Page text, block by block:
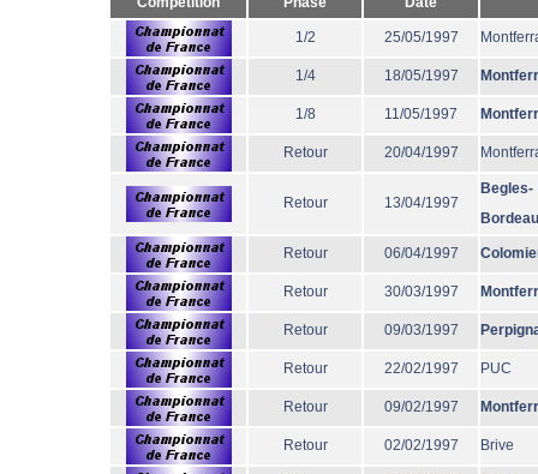
1/2 25/05/1997
1/4 18/05/1997
1/8 11/05/1997
Retour 20/04/1997
Retour 13/04/1997
Begles-
Retour 06/04/1997
Retour 30/03/1997
Retour 09/03/1997
Retour 22/02/1997 PUC
Retour 09/02/1997
Retour 02/02/1997 Brive